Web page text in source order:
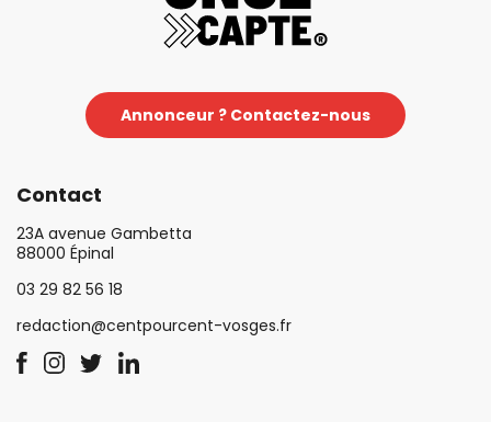
Annonceur ? Contactez-nous
Contact
23A avenue Gambetta
88000 Épinal
03 29 82 56 18
redaction@centpourcent-vosges.fr